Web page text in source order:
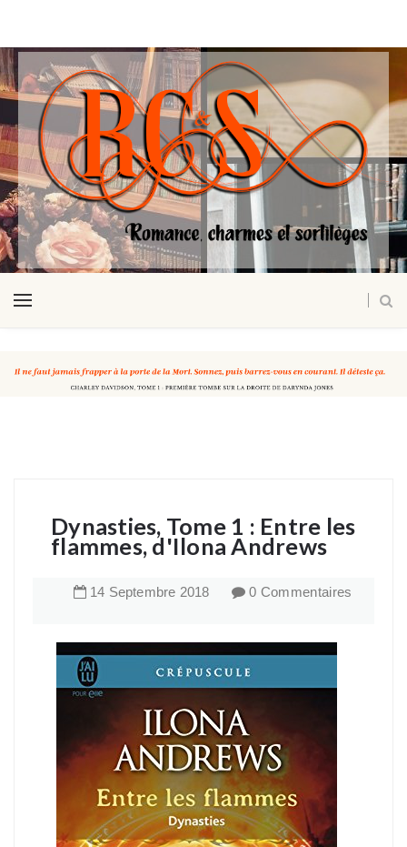
Dynasties, Tome 1 : Entre les
flammes, d'Ilona Andrews
14 Septembre 2018 0 Commentaires